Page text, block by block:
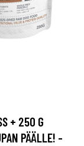
+ 250 G
PÄÄLLE! -